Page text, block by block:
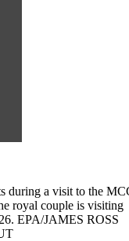
during a visit to the
royal couple is visiting
EPA/JAMES ROSS